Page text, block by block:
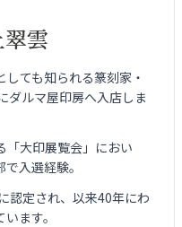
雲
ても知られる篆刻家・
ダルマ屋印房へ入店しま
「大印展覧会」におい
入選経験。
認定され、以来40年にわ
ます。